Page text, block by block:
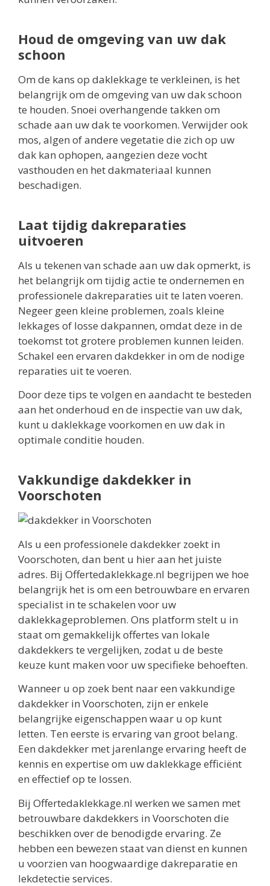
Houd de omgeving van uw dak
schoon
Om de kans op daklekkage te verkleinen, is het
belangrijk om de omgeving van uw dak schoon
te houden. Snoei overhangende takken om
schade aan uw dak te voorkomen. Verwijder ook
mos, algen of andere vegetatie die zich op uw
dak kan ophopen, aangezien deze vocht
vasthouden en het dakmateriaal kunnen
beschadigen.
Laat tijdig dakreparaties
uitvoeren
Als u tekenen van schade aan uw dak opmerkt, is
het belangrijk om tijdig actie te ondernemen en
professionele dakreparaties uit te laten voeren.
Negeer geen kleine problemen, zoals kleine
lekkages of losse dakpannen, omdat deze in de
toekomst tot grotere problemen kunnen leiden.
Schakel een ervaren dakdekker in om de nodige
reparaties uit te voeren.
Door deze tips te volgen en aandacht te besteden
aan het onderhoud en de inspectie van uw dak,
kunt u daklekkage voorkomen en uw dak in
optimale conditie houden.
Vakkundige dakdekker in
Voorschoten
Als u een professionele dakdekker zoekt in
Voorschoten, dan bent u hier aan het juiste
adres. Bij Offertedaklekkage.nl begrijpen we hoe
belangrijk het is om een betrouwbare en ervaren
specialist in te schakelen voor uw
daklekkageproblemen. Ons platform stelt u in
staat om gemakkelijk offertes van lokale
dakdekkers te vergelijken, zodat u de beste
keuze kunt maken voor uw specifieke behoeften.
Wanneer u op zoek bent naar een vakkundige
dakdekker in Voorschoten, zijn er enkele
belangrijke eigenschappen waar u op kunt
letten. Ten eerste is ervaring van groot belang.
Een dakdekker met jarenlange ervaring heeft de
kennis en expertise om uw daklekkage efficiënt
en effectief op te lossen.
Bij Offertedaklekkage.nl werken we samen met
betrouwbare dakdekkers in Voorschoten die
beschikken over de benodigde ervaring. Ze
hebben een bewezen staat van dienst en kunnen
u voorzien van hoogwaardige dakreparatie en
lekdetectie services.